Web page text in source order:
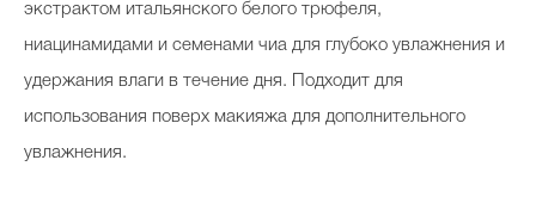
экстрактом итальянского белого трюфеля,
ниацинамидами и семенами чиа для глубоко увлажнения и
удержания влаги в течение дня. Подходит для
использования поверх макияжа для дополнительного
увлажнения.